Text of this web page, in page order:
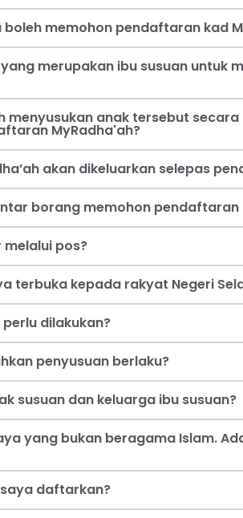
memohon pendaftaran kad
merupakan ibu susuan
menyusukan anak tersebut
MyRadha'ah?
akan dikeluarkan selepas
borang memohon pendaftaran
melalui pos?
terbuka kepada rakyat Negeri
dilakukan?
penyusuan berlaku?
susuan dan keluarga ibu susuan?
yang bukan beragama Islam.
daftarkan?